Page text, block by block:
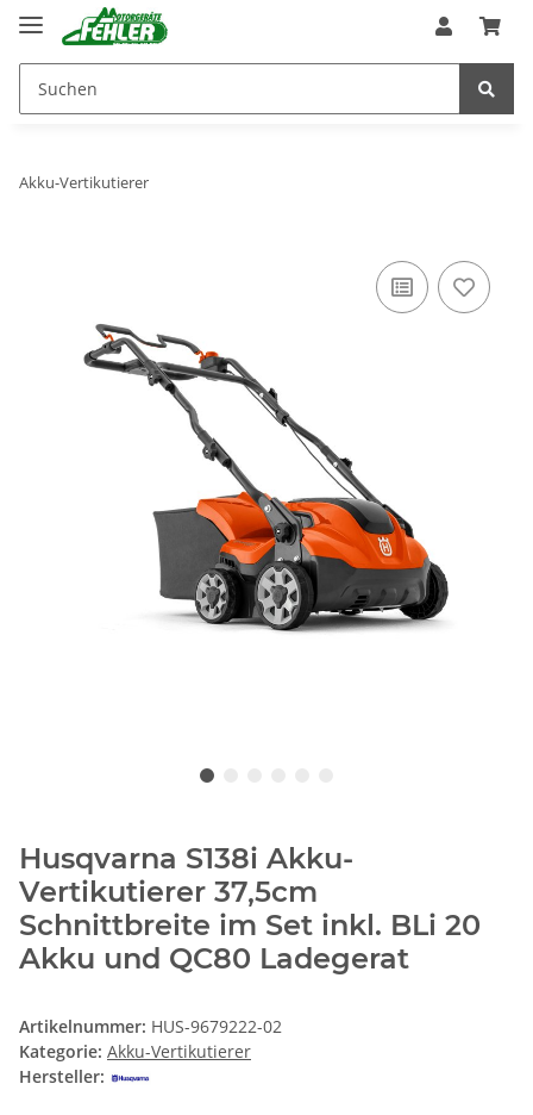
Akku-Vertikutierer
Husqvarna S138i Akku-
Vertikutierer 37,5cm
Schnittbreite im Set inkl. BLi 20
Akku und QC80 Ladegerat
Artikelnummer: HUS-9679222-02
Kategorie: Akku-Vertikutierer
Hersteller: